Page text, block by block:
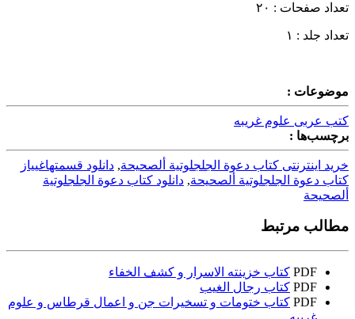
تعداد صفحات : ۲۰
تعداد جلد : ۱
موضوعات :
کتب عربی علوم غریبه
برچسب‌ها :
خرید اینترنتی کتاب دعوة الجلجلوتية ألصحيحة, دانلود قسمتهاغییاز
کتاب دعوة الجلجلوتية ألصحيحة, دانلود کتاب دعوة الجلجلوتية
ألصحيحة
مطالب مرتبط
PDF کتاب خزینته الاسرار و کشف الخفاء
PDF کتاب رجال الغیب
PDF کتاب ختومات و تسخیرات جن و اعمال قرطاس و علوم